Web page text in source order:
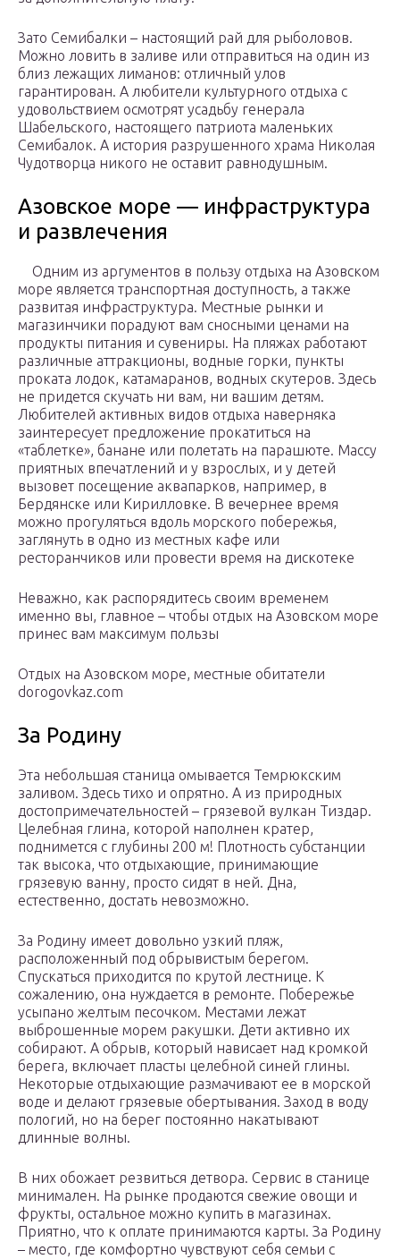
Зато Семибалки – настоящий рай для рыболовов.
Можно ловить в заливе или отправиться на один из
близ лежащих лиманов: отличный улов
гарантирован. А любители культурного отдыха с
удовольствием осмотрят усадьбу генерала
Шабельского, настоящего патриота маленьких
Семибалок. А история разрушенного храма Николая
Чудотворца никого не оставит равнодушным.
Азовское море — инфраструктура
и развлечения
Одним из аргументов в пользу отдыха на Азовском
море является транспортная доступность, а также
развитая инфраструктура. Местные рынки и
магазинчики порадуют вам сносными ценами на
продукты питания и сувениры. На пляжах работают
различные аттракционы, водные горки, пункты
проката лодок, катамаранов, водных скутеров. Здесь
не придется скучать ни вам, ни вашим детям.
Любителей активных видов отдыха наверняка
заинтересует предложение прокатиться на
«таблетке», банане или полетать на парашюте. Массу
приятных впечатлений и у взрослых, и у детей
вызовет посещение аквапарков, например, в
Бердянске или Кирилловке. В вечернее время
можно прогуляться вдоль морского побережья,
заглянуть в одно из местных кафе или
ресторанчиков или провести время на дискотеке
Неважно, как распорядитесь своим временем
именно вы, главное – чтобы отдых на Азовском море
принес вам максимум пользы
Отдых на Азовском море, местные обитатели
dorogovkaz.com
За Родину
Эта небольшая станица омывается Темрюкским
заливом. Здесь тихо и опрятно. А из природных
достопримечательностей – грязевой вулкан Тиздар.
Целебная глина, которой наполнен кратер,
поднимется с глубины 200 м! Плотность субстанции
так высока, что отдыхающие, принимающие
грязевую ванну, просто сидят в ней. Дна,
естественно, достать невозможно.
За Родину имеет довольно узкий пляж,
расположенный под обрывистым берегом.
Спускаться приходится по крутой лестнице. К
сожалению, она нуждается в ремонте. Побережье
усыпано желтым песочком. Местами лежат
выброшенные морем ракушки. Дети активно их
собирают. А обрыв, который нависает над кромкой
берега, включает пласты целебной синей глины.
Некоторые отдыхающие размачивают ее в морской
воде и делают грязевые обертывания. Заход в воду
пологий, но на берег постоянно накатывают
длинные волны.
В них обожает резвиться детвора. Сервис в станице
минимален. На рынке продаются свежие овощи и
фрукты, остальное можно купить в магазинах.
Приятно, что к оплате принимаются карты. За Родину
– место, где комфортно чувствуют себя семьи с